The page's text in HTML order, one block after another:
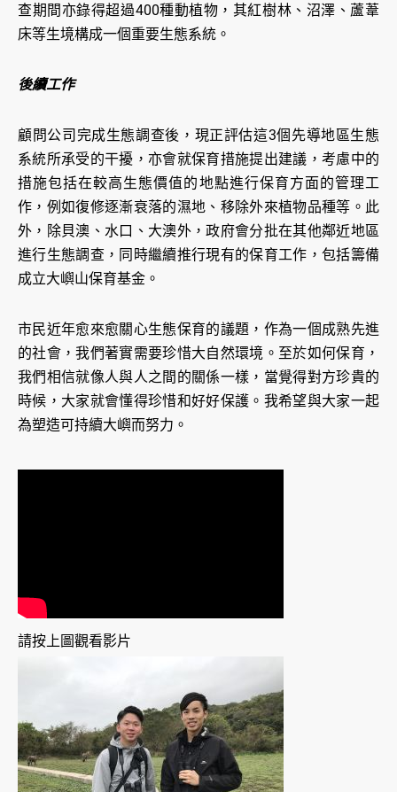
查期間亦錄得超過400種動植物，其紅樹林、沼澤、蘆葦
床等生境構成一個重要生態系統。
後續工作
顧問公司完成生態調查後，現正評估這3個先導地區生態
系統所承受的干擾，亦會就保育措施提出建議，考慮中的
措施包括在較高生態價值的地點進行保育方面的管理工
作，例如復修逐漸衰落的濕地、移除外來植物品種等。此
外，除貝澳、水口、大澳外，政府會分批在其他鄰近地區
進行生態調查，同時繼續推行現有的保育工作，包括籌備
成立大嶼山保育基金。
市民近年愈來愈關心生態保育的議題，作為一個成熟先進
的社會，我們著實需要珍惜大自然環境。至於如何保育，
我們相信就像人與人之間的關係一樣，當覺得對方珍貴的
時候，大家就會懂得珍惜和好好保護。我希望與大家一起
為塑造可持續大嶼而努力。
請按上圖觀看影片